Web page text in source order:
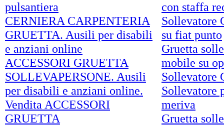
pulsantiera
CERNIERA CARPENTERIA
GRUETTA. Ausili per disabili
e anziani online
ACCESSORI GRUETTA
SOLLEVAPERSONE. Ausili
per disabili e anziani online.
Vendita ACCESSORI
GRUETTA
con staffa
Sollevatore
su fiat punto
Gruetta
mobile su
Sollevatore
Sollevatore
meriva
Gruetta